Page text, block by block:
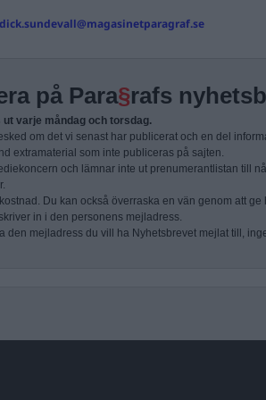
dick.sundevall@magasinetparagraf.se
på Para§rafs
varje måndag och torsdag.
om det vi senast har publicerat och en del
extramaterial som inte publiceras på sajten.
och lämnar inte ut prenumerantlistan till
Du kan också överraska en vän genom att
in i den personens mejladress.
den mejladress du vill ha Nyhetsbrevet mejlat till,